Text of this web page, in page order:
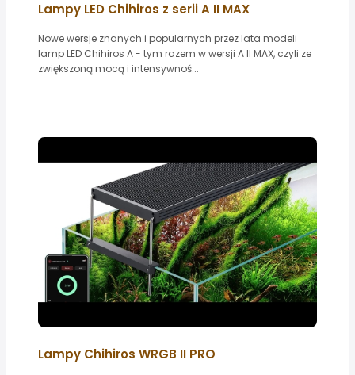
Lampy LED Chihiros z serii A II MAX
Nowe wersje znanych i popularnych przez lata modeli
lamp LED Chihiros A - tym razem w wersji A II MAX, czyli ze
zwiększoną mocą i intensywnoś...
Lampy Chihiros WRGB II PRO